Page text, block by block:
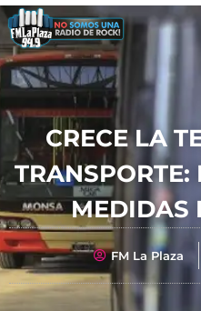
CRECE LA
MEDIDAS
FM La Plaza